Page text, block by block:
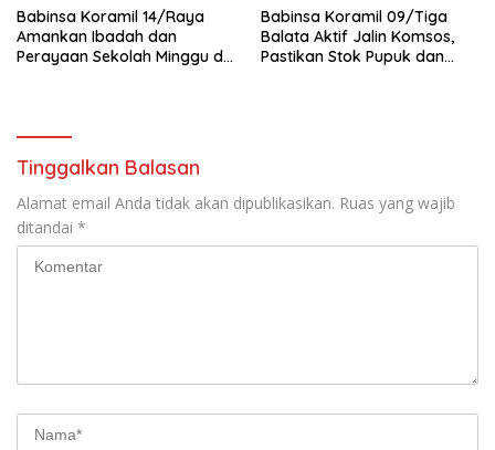
Babinsa Koramil 14/Raya
Amankan Ibadah dan
Perayaan Sekolah Minggu di
Babinsa Koramil 09/Tiga
Balata Aktif Jalin Komsos,
Pastikan Stok Pupuk dan
Tinggalkan Balasan
Alamat email Anda tidak akan dipublikasikan. Ruas yang wajib
ditandai *